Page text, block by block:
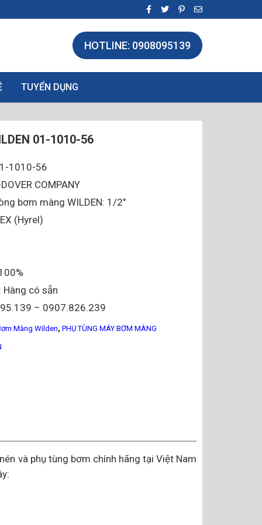
HOTLINE: 0908095139
TUYỂN DỤNG
01-1010-56
1010-56
COMPANY
bơm màng WILDEN: 1/2″
(Hyrel)
Hàng có sẵn
– 0907.826.239
Màng Wilden, PHỤ TÙNG MÁY BƠM MÀNG
và phụ tùng bơm chính hãng tại Việt Nam